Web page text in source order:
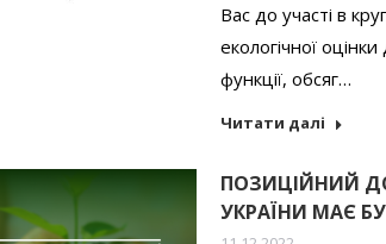
Вас до участі в
екологічної
функції, обсяг…
Читати далі
ПОЗИЦІЙНИЙ
УКРАЇНИ МАЄ